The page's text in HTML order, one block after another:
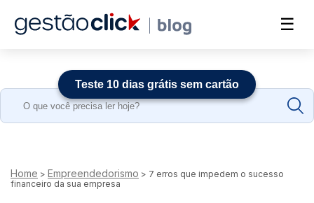
☰
Search
Home > Empreendedorismo > 7 erros que impedem o sucesso
financeiro da sua empresa
Teste 10 dias grátis sem cartão